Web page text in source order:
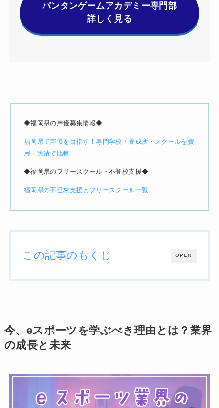
バンタンゲームアカデミー専門部
詳しく見る
◆福岡県の声優募集情報◆
福岡県で声優を目指す！専門学校・養成所・スクールを費
用・実績で比較
◆福岡県のフリースクール・不登校支援◆
福岡県の不登校支援とフリースクール一覧
OPEN
この記事のもくじ
今、eスポーツを学ぶべき理由とは？業界
の成長と未来